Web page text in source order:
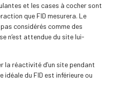
et les cases à cocher sont
que FID mesurera. Le
considérés comme des
n’est attendue du site lui-
la réactivité d’un site pendant
idéale du FID est inférieure ou